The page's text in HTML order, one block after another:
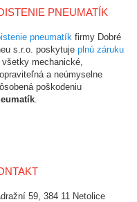
PNEUMATÍK
pneumatík firmy Dobré
s.r.o. poskytuje plnú záruku
všetky mechanické,
a neúmyselne
poškodeniu
59, 384 11 Netolice